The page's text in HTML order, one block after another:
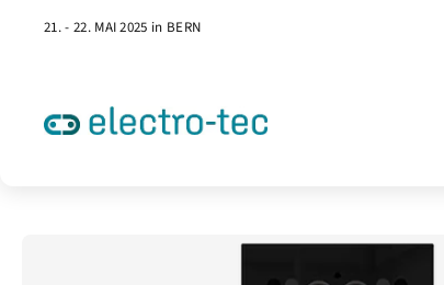
21. - 22. MAI 2025 in BERN